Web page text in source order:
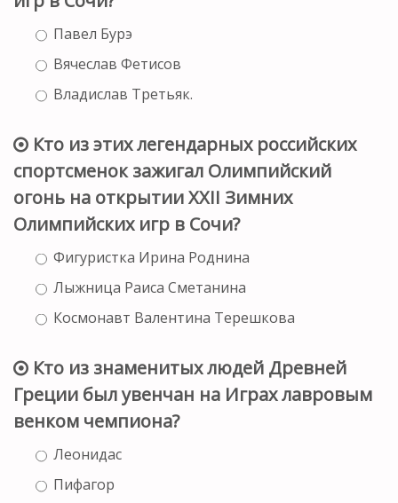
Павел Бурэ
Вячеслав Фетисов
Владислав Третьяк.
Кто из этих легендарных российских
спортсменок зажигал Олимпийский
огонь на открытии XXII Зимних
Олимпийских игр в Сочи?
Фигуристка Ирина Роднина
Лыжница Раиса Сметанина
Космонавт Валентина Терешкова
Кто из знаменитых людей Древней
Греции был увенчан на Играх лавровым
венком чемпиона?
Леонидас
Пифагор